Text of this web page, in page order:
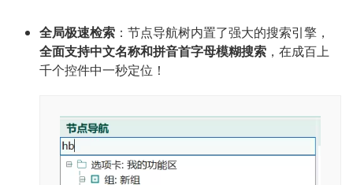
全局极速检索 ：节点导航树内置了强大的搜索引擎，
全面支持中文名称和拼音首字母模糊搜索 ，在成百上
千个控件中一秒定位！